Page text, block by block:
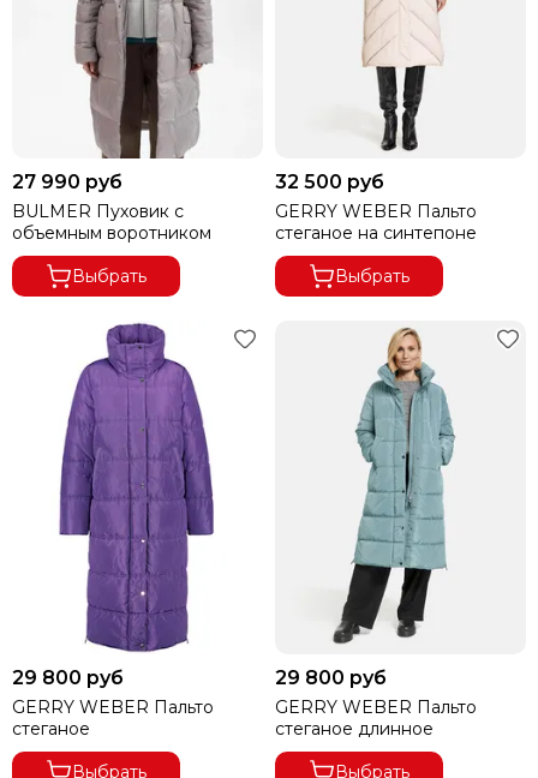
27 990 руб
BULMER Пуховик с
объемным воротником
Выбрать
32 500 руб
GERRY WEBER Пальто
стеганое на синтепоне
Выбрать
29 800 руб
GERRY WEBER Пальто
стеганое
Выбрать
29 800 руб
GERRY WEBER Пальто
стеганое длинное
Выбрать